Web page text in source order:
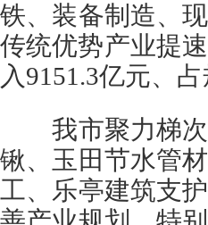
铁、装备制造、
传统优势产业提
入9151.3亿元、
我市聚力梯次
锹、玉田节水管
工、乐亭建筑支